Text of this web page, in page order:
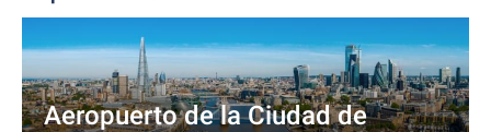
Aeropuerto de la Ciudad de